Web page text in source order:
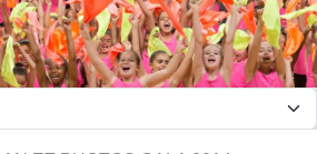
cookies